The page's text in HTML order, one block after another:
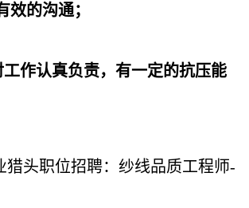
效的沟通；
作认真负责，有一定的抗压能